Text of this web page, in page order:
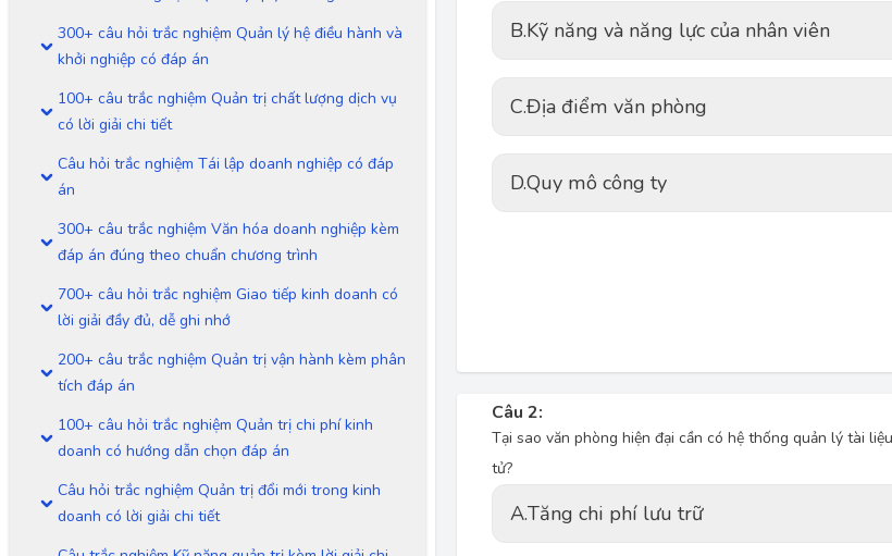
300+ câu hỏi trắc nghiệm Quản lý hệ điều hành và
khởi nghiệp có đáp án
100+ câu trắc nghiệm Quản trị chất lượng dịch vụ
có lời giải chi tiết
Câu hỏi trắc nghiệm Tái lập doanh nghiệp có đáp
án
300+ câu trắc nghiệm Văn hóa doanh nghiệp kèm
đáp án đúng theo chuẩn chương trình
700+ câu hỏi trắc nghiệm Giao tiếp kinh doanh có
lời giải đầy đủ, dễ ghi nhớ
200+ câu trắc nghiệm Quản trị vận hành kèm phân
tích đáp án
100+ câu hỏi trắc nghiệm Quản trị chi phí kinh
doanh có hướng dẫn chọn đáp án
Câu hỏi trắc nghiệm Quản trị đổi mới trong kinh
doanh có lời giải chi tiết
B.Kỹ năng và năng lực của nhân viên
C.Địa điểm văn phòng
D.Quy mô công ty
Câu 2:
Tại sao văn phòng hiện đại cần có hệ thống quản lý tài
tử?
A.Tăng chi phí lưu trữ